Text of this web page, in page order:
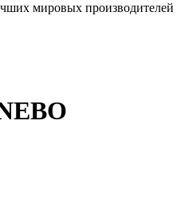
мировых производителей